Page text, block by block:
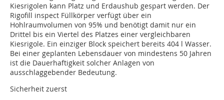
Kiesrigolen kann Platz und Erdaushub gespart werden. Der
Rigofill inspect Füllkörper verfügt über ein
Hohlraumvolumen von 95% und benötigt damit nur ein
Drittel bis ein Viertel des Platzes einer vergleichbaren
Kiesrigole. Ein einziger Block speichert bereits 404 l Wasser.
Bei einer geplanten Lebensdauer von mindestens 50 Jahren
ist die Dauerhaftigkeit solcher Anlagen von
ausschlaggebender Bedeutung.
Sicherheit zuerst